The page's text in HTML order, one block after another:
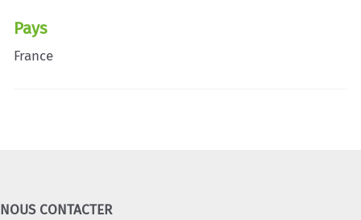
Pays
France
NOUS CONTACTER